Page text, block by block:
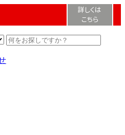
詳しくは
こちら